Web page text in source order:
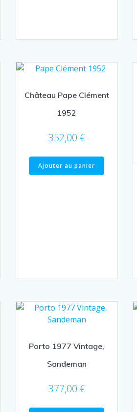
Château Pape Clément
1952
352,00 €
Ajouter au panier
Porto 1977 Vintage,
Sandeman
377,00 €